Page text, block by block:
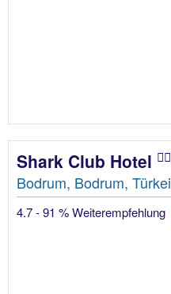
Shark Club Hotel
Bodrum, Bodrum, Türkei
4.7 - 91 % Weiterempfehlung